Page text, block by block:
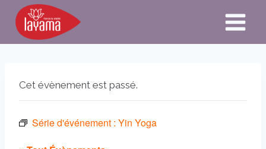
Aller
contenu
Cet évènement est passé.
Série d'événement : Yin Yoga